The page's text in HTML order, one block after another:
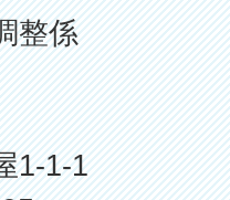
整係
1-1-1